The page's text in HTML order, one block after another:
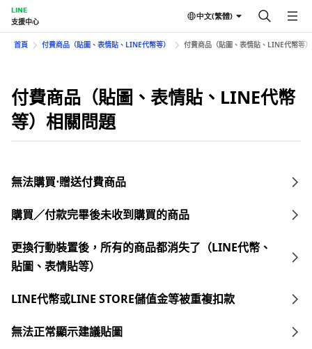
LINE
支援中心
中文(繁體)
首頁 付費商品（貼圖、表情貼、LINE代幣等） 付費商品（貼圖、表情貼、LINE代幣等
付費商品（貼圖、表情貼、LINE代幣
等）相關問題
無法購買⋅贈送付費商品
購買／付款完畢後未收到購買的商品
更換行動裝置後，所有的商品都消失了（LINE代幣、
貼圖、表情貼等）
LINE代幣或LINE STORE儲值金等被重複扣款
無法正常顯示建議貼圖